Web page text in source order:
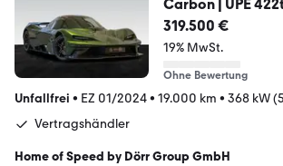
Carbon | UPE
319.500 €
19% MwSt.
Ohne Bewertung
Unfallfrei • EZ 01/2024• 19.000 km • 368 kW
Vertragshändler
Home of Speed by Dörr Group GmbH